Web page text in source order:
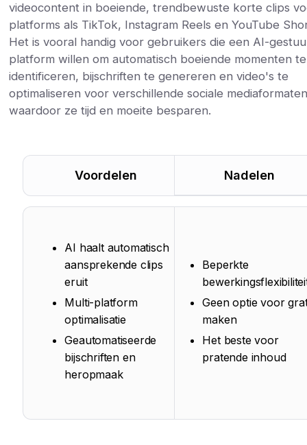
videocontent in boeiende, trendbewuste korte clips
platforms als TikTok, Instagram Reels en YouTube
Het is vooral handig voor gebruikers die een AI-
platform willen om automatisch boeiende momenten te
identificeren, bijschriften te genereren en video's te
optimaliseren voor verschillende sociale
waardoor ze tijd en moeite besparen.
Voordelen Nadelen
AI haalt automatisch
aansprekende clips
eruit
Multi-platform
optimalisatie
Geautomatiseerde
bijschriften en
heropmaak
Beperkte
Geen optie voor
maken
Het beste voor
pratende inhoud